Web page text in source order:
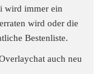
wird immer ein
wird oder die
Bestenliste.
auch neu